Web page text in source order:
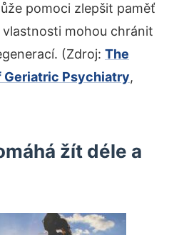
pomoci zlepšit paměť
mohou chránit
(Zdroj: The
Geriatric Psychiatry,
žít déle a